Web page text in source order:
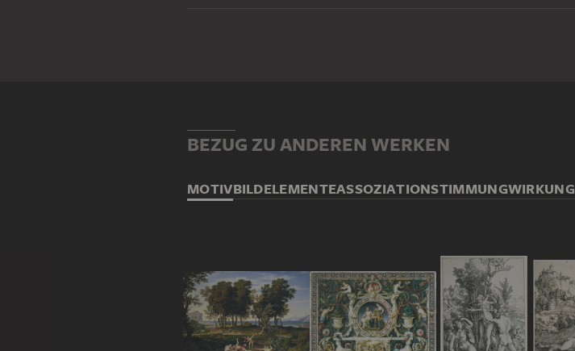
BEZUG ZU ANDEREN WERKEN
MOTIVBILDELEMENTEASSOZIATIONSTIMMUNGWIRKUNG